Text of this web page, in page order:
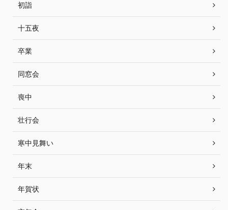
初詣
十五夜
卒業
同窓会
喪中
壮行会
寒中見舞い
年末
年賀状